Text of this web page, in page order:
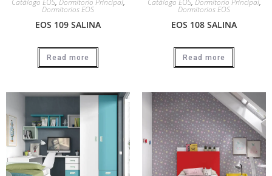
Catálogo EOS, Dormitorio Principal,
Dormitorios EOS
EOS 109 SALINA
Read more
Catálogo EOS, Dormitorio Principal,
Dormitorios EOS
EOS 108 SALINA
Read more